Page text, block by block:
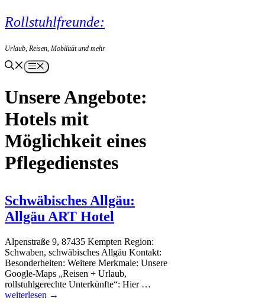
Zum
Inhalt
Rollstuhlfreunde:
Urlaub, Reisen, Mobilität und mehr
Menü
Hotels mit
Möglichkeit eines
Pflegedienstes
Schwäbisches Allgäu:
Allgäu ART Hotel
Alpenstraße 9, 87435 Kempten Region:
Schwaben, schwäbisches Allgäu Kontakt:
Besonderheiten: Weitere Merkmale: Unsere
Google-Maps „Reisen + Urlaub,
rollstuhlgerechte Unterkünfte“: Hier …
weiterlesen →